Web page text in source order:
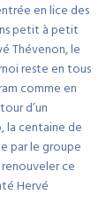
en lice des
petit à petit
Thévenon, le
reste en tous
comme en
d’un
la centaine de
par le groupe
ce
Hervé